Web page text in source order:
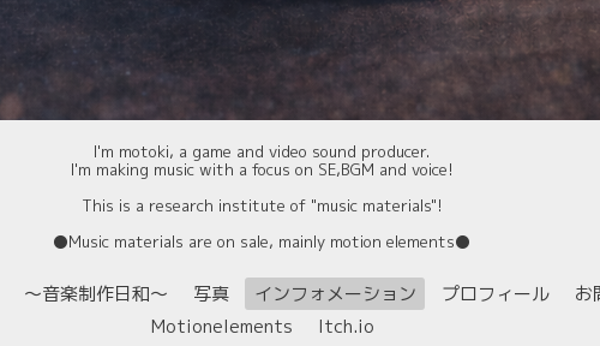
I'm motoki, a game and video sound producer.
I'm making music with a focus on SE,BGM and voice!
This is a research institute of "music materials"!
⚫️Music materials are on sale, mainly motion elements⚫️
〜音楽制作日和〜 写真 インフォメーション プロフィール お
Motionelements
Itch.io